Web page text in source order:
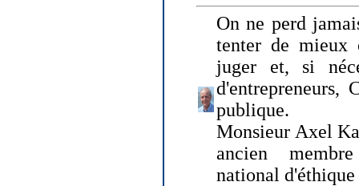
On ne perd
tenter de mieux
juger et, si
d'entrepreneurs,
publique.
Monsieur Axel
ancien
national d'éthique